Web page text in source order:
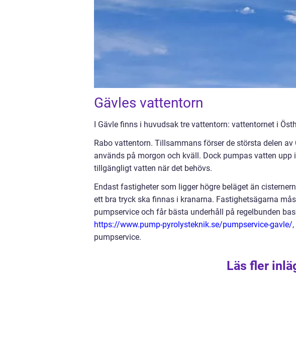
Gävles vattentorn
I Gävle finns i huvudsak tre vattentorn: vattentornet i
Rabo vattentorn. Tillsammans förser de största delen
används på morgon och kväll. Dock pumpas vatten
tillgängligt vatten när det behövs.
Endast fastigheter som ligger högre beläget än
ett bra tryck ska finnas i kranarna. Fastighetsägarna
pumpservice och får bästa underhåll på regelbunden
https://www.pump-pyrolysteknik.se/pumpservice-gavle/
pumpservice.
Läs fler